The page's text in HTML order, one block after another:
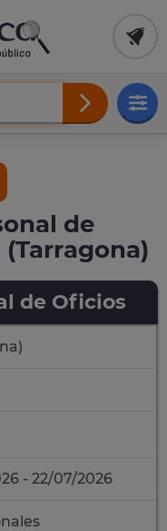
de
de Oficios
- 22/07/2026